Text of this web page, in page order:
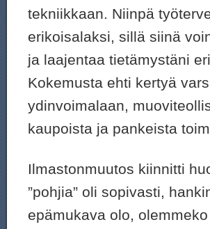
tekniikkaan. Niinpä
erikoisalaksi, sillä siinä
ja laajentaa tietämystäni
Kokemusta ehti kertyä
ydinvoimalaan,
kaupoista ja pankeista
Ilmastonmuutos kiinnitti
”pohjia” oli sopivasti,
epämukava olo,